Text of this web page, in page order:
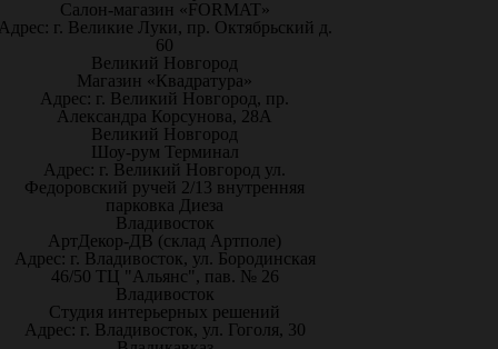
Салон-магазин «FORMAT»
г. Великие Луки, пр. Октябрьский д.
60
Великий Новгород
Магазин «Квадратура»
Адрес: г. Великий Новгород, пр.
Александра Корсунова, 28А
Великий Новгород
Шоу-рум Терминал
Адрес: г. Великий Новгород ул.
Федоровский ручей 2/13 внутренняя
парковка Диеза
Владивосток
АртДекор-ДВ (склад Артполе)
Адрес: г. Владивосток, ул. Бородинская
46/50 ТЦ "Альянс", пав. № 26
Владивосток
Студия интерьерных решений
Адрес: г. Владивосток, ул. Гоголя, 30